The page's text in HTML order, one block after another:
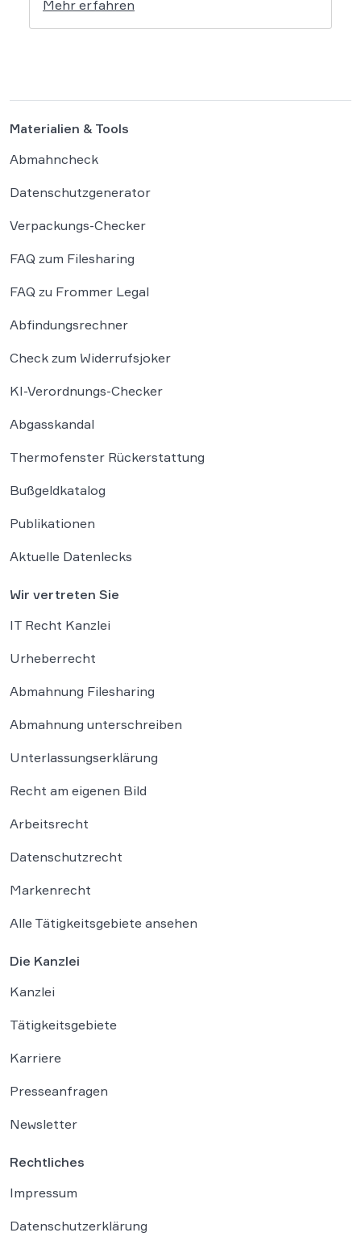
in die Debatte bringen und vielen
Arbeitnehmern den Weg zu einer Vergütung
Mehr erfahren
Materialien & Tools
Abmahncheck
Datenschutzgenerator
Verpackungs-Checker
FAQ zum Filesharing
FAQ zu Frommer Legal
Abfindungsrechner
Check zum Widerrufsjoker
KI-Verordnungs-Checker
Abgasskandal
Thermofenster Rückerstattung
Bußgeldkatalog
Publikationen
Aktuelle Datenlecks
Wir vertreten Sie
IT Recht Kanzlei
Urheberrecht
Abmahnung Filesharing
Abmahnung unterschreiben
Unterlassungserklärung
Recht am eigenen Bild
Arbeitsrecht
Datenschutzrecht
Markenrecht
Alle Tätigkeitsgebiete ansehen
Die Kanzlei
Kanzlei
Tätigkeitsgebiete
Karriere
Presseanfragen
Newsletter
Rechtliches
Impressum
Datenschutzerklärung